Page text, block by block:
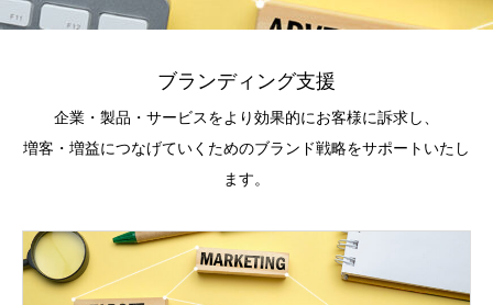
ブランディング支援
企業・製品・サービスをより効果的にお客様に訴求し、
増客・増益につなげていくためのブランド戦略をサポートいたし
ます。